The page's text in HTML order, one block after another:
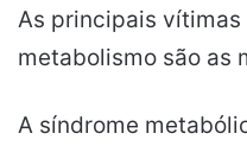
As principais
metabolismo são as
A síndrome